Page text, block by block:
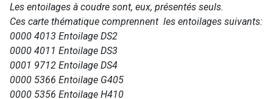
Les entoilages à coudre sont, eux, présentés seuls.
Ces carte thématique comprennent les entoilages suivants:
0000 4013 Entoilage DS2
0000 4011 Entoilage DS3
0001 9712 Entoilage DS4
0000 5366 Entoilage G405
0000 5356 Entoilage H410